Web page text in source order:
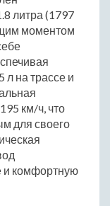
литра (1797
моментом
л на трассе и
км/ч, что
для своего
и комфортную